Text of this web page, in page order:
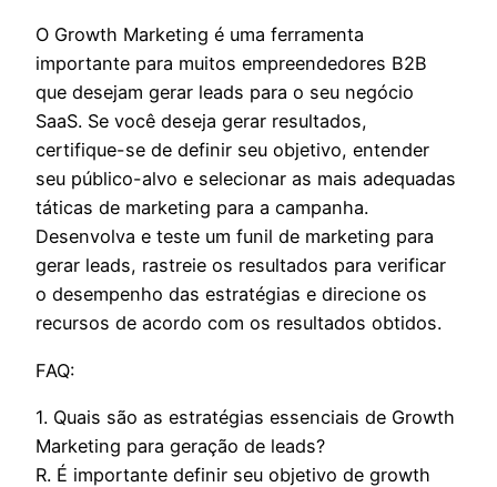
O Growth Marketing é uma ferramenta
importante para muitos empreendedores B2B
que desejam gerar leads para o seu negócio
SaaS. Se você deseja gerar resultados,
certifique-se de definir seu objetivo, entender
seu público-alvo e selecionar as mais adequadas
táticas de marketing para a campanha.
Desenvolva e teste um funil de marketing para
gerar leads, rastreie os resultados para verificar
o desempenho das estratégias e direcione os
recursos de acordo com os resultados obtidos.
FAQ:
1. Quais são as estratégias essenciais de Growth
Marketing para geração de leads?
R. É importante definir seu objetivo de growth